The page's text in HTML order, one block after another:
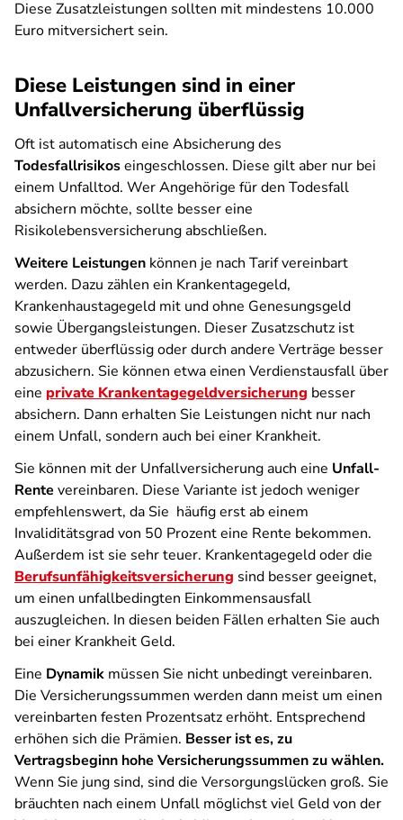
Diese Zusatzleistungen sollten mit mindestens 10.000
Euro mitversichert sein.
Diese Leistungen sind in einer
Unfallversicherung überflüssig
Oft ist automatisch eine Absicherung des
Todesfallrisikoseingeschlossen. Diese gilt aber nur bei
einem Unfalltod. Wer Angehörige für den Todesfall
absichern möchte, sollte besser eine
Risikolebensversicherung abschließen.
Weitere Leistungen können je nach Tarif vereinbart
werden. Dazu zählen ein Krankentagegeld,
Krankenhaustagegeld mit und ohne Genesungsgeld
sowie Übergangsleistungen. Dieser Zusatzschutz ist
entweder überflüssig oder durch andere Verträge besser
abzusichern. Sie können etwa einen Verdienstausfall über
eine private Krankentagegeldversicherung besser
absichern. Dann erhalten Sie Leistungen nicht nur nach
einem Unfall, sondern auch bei einer Krankheit.
Sie können mit der Unfallversicherung auch eine Unfall-
Rente vereinbaren. Diese Variante ist jedoch weniger
empfehlenswert, da Sie häufig erst ab einem
Invaliditätsgrad von 50 Prozent eine Rente bekommen.
Außerdem ist sie sehr teuer. Krankentagegeld oder die
Berufsunfähigkeitsversicherung sind besser geeignet,
um einen unfallbedingten Einkommensausfall
auszugleichen. In diesen beiden Fällen erhalten Sie auch
bei einer Krankheit Geld.
Eine Dynamik müssen Sie nicht unbedingt vereinbaren.
Die Versicherungssummen werden dann meist um einen
vereinbarten festen Prozentsatz erhöht. Entsprechend
erhöhen sich die Prämien. Besser ist es, zu
Vertragsbeginn hohe Versicherungssummen zu wählen.
Wenn Sie jung sind, sind die Versorgungslücken groß. Sie
bräuchten nach einem Unfall möglichst viel Geld von der